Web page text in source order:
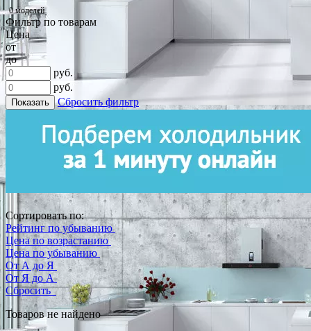
0 моделей
Фильтр по товарам
Цена
от
до
руб.
руб.
Показать Сбросить фильтр
Сортировать по:
Рейтинг по убыванию
Цена по возрастанию
Цена по убыванию
От А до Я
От Я до А
Сбросить
Товаров не найдено